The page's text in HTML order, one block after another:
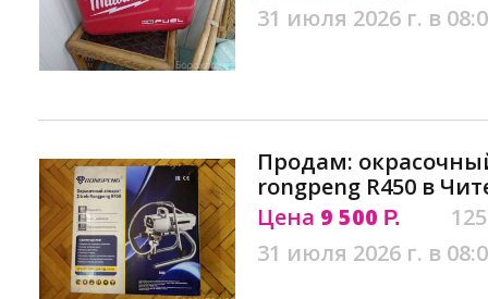
31 июля 2026 г. в
Продам:
rongpeng R450 в
Цена 9 500 Р.
31 июля 2026 г. в